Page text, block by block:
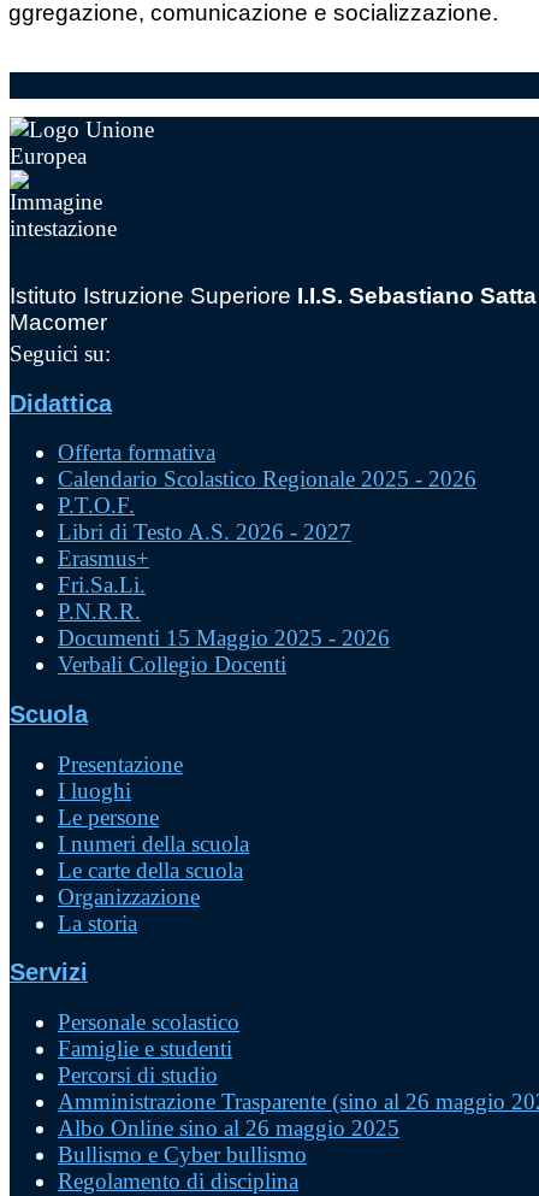
comunicazione e socializzazione.
Istituto Istruzione Superiore I.I.S. Sebastiano Satta
Macomer
Seguici su:
Didattica
Offerta formativa
Calendario Scolastico Regionale 2025 - 2026
P.T.O.F.
Libri di Testo A.S. 2026 - 2027
Erasmus+
Fri.Sa.Li.
P.N.R.R.
Documenti 15 Maggio 2025 - 2026
Verbali Collegio Docenti
Scuola
Presentazione
I luoghi
Le persone
I numeri della scuola
Le carte della scuola
Organizzazione
La storia
Servizi
Personale scolastico
Famiglie e studenti
Percorsi di studio
Amministrazione Trasparente (sino al 26 maggio
Albo Online sino al 26 maggio 2025
Bullismo e Cyber bullismo
Regolamento di disciplina